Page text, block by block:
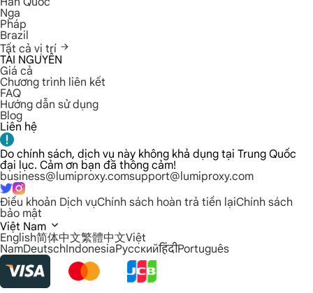
Nga
Pháp
Brazil
Tất cả vị trí
TÀI NGUYÊN
Giá cả
Chương trình liên kết
FAQ
Hướng dẫn sử dụng
Blog
Liên hệ
Do chính sách, dịch vụ này không khả dụng tại Trung Quốc
đại lục. Cảm ơn bạn đã thông cảm!
business@lumiproxy.comsupport@lumiproxy.com
Điều khoản Dịch vụChính sách hoàn trả tiền lạiChính sách
bảo mật
Việt Nam
English简体中文繁體中文Việt
NamDeutschIndonesiaРусскийहिंदीPortuguês